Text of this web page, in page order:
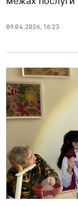
09.04.2026, 16:23